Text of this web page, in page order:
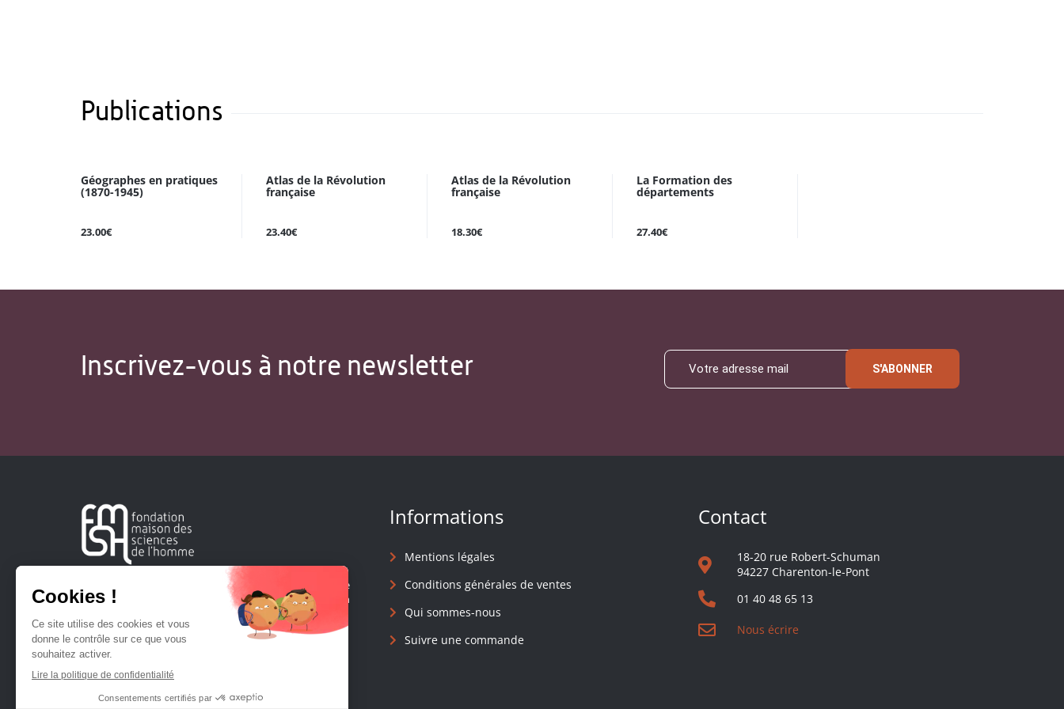
Publications
Géographes en pratiques
(1870-1945)
23.00€
Atlas de la Révolution
française
23.40€
Atlas de la Révolution
française
18.30€
La Formation des
départements
27.40€
Inscrivez-vous à notre newsletter S'ABONNER
Créée en 1963, la Fondation Maison Sciences de l'Homme
soutient la recherche et la diffusion des connaissances en
Informations
Mentions légales
Conditions générales de ventes
Qui sommes-nous
Suivre une commande
Contact
18-20 rue Robert-Schuman
94227 Charenton-le-Pont
01 40 48 65 13
Nous écrire